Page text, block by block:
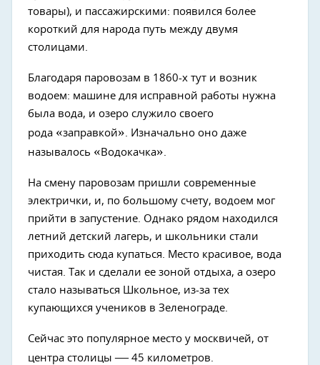
товары), и пассажирскими: появился более
короткий для народа путь между двумя
столицами.
Благодаря паровозам в 1860-х тут и возник
водоем: машине для исправной работы нужна
была вода, и озеро служило своего
рода «заправкой». Изначально оно даже
называлось « Водокачка».
На смену паровозам пришли современные
электрички, и, по большому счету, водоем мог
прийти в запустение. Однако рядом находился
летний детский лагерь, и школьники стали
приходить сюда купаться. Место красивое, вода
чистая. Так и сделали ее зоной отдыха, а озеро
стало называться Школьное, из-за тех
купающихся учеников в Зеленограде.
Сейчас это популярное место у москвичей, от
центра столицы—45 километров.